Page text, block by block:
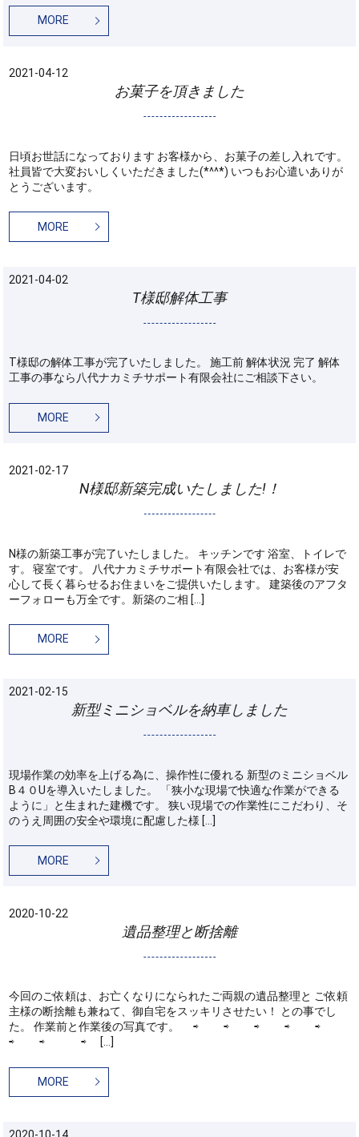
MORE
2021-04-12
お菓子を頂きました
日頃お世話になっております お客様から、お菓子の差し入れです。
社員皆で大変おいしくいただきました(*^^*) いつもお心遣いありが
とうございます。
MORE
2021-04-02
T様邸解体工事
T様邸の解体工事が完了いたしました。 施工前 解体状況 完了 解体
工事の事なら八代ナカミチサポート有限会社にご相談下さい。
MORE
2021-02-17
N様邸新築完成いたしました!！
N様の新築工事が完了いたしました。 キッチンです 浴室、トイレで
す。 寝室です。 八代ナカミチサポート有限会社では、お客様が安
心して長く暮らせるお住まいをご提供いたします。 建築後のアフタ
ーフォローも万全です。新築のご相 […]
MORE
2021-02-15
新型ミニショベルを納車しました
現場作業の効率を上げる為に、操作性に優れる 新型のミニショベル
B４０Uを導入いたしました。 「狭小な現場で快適な作業ができる
ように」と生まれた建機です。 狭い現場での作業性にこだわり、そ
のうえ周囲の安全や環境に配慮した様 […]
MORE
2020-10-22
遺品整理と断捨離
今回のご依頼は、お亡くなりになられたご両親の遺品整理と ご依頼
主様の断捨離も兼ねて、御自宅をスッキリさせたい！ との事でし
た。 作業前と作業後の写真です。 ⇨ ⇨ ⇨ ⇨ ⇨
⇨ ⇨ ⇨ […]
MORE